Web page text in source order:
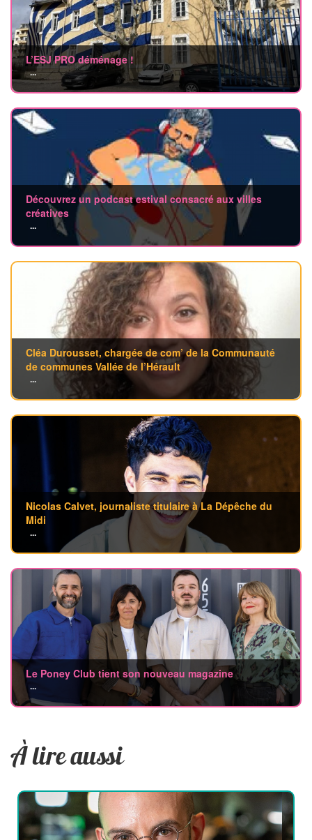
L’ESJ PRO déménage !
...
Découvrez un podcast estival consacré aux villes
créatives
...
Cléa Durousset, chargée de com’ de la Communauté
de communes Vallée de l’Hérault
...
Nicolas Calvet, journaliste titulaire à La Dépêche du
Midi
...
Le Poney Club tient son nouveau magazine
...
À lire aussi